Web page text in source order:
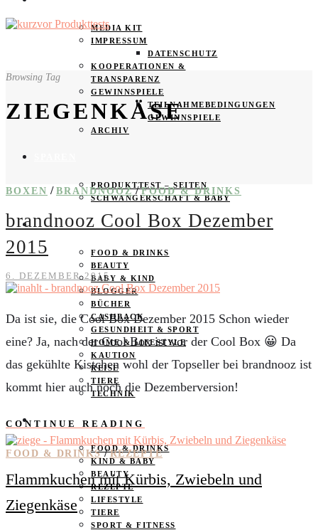
MEDIA KIT
IMPRESSUM
DATENSCHUTZ
KOOPERATIONEN &
TRANSPARENZ
GEWINNSPIELE
TEILNAHMEBEDINGUNGEN
GEWINNSPIELE
ARCHIV
PRODUKTTEST – SEITEN
SCHWANGERSCHAFT & BABY
PRODUKTTESTER GESUCHT
FOOD & DRINKS
BEAUTY
BABY & KIND
BLOGGER
BÜCHER
CASHBACK
GESUNDHEIT & SPORT
HOME & LIFESTYLE
KAUTION
REISE
TIERE
TECHNIK
KATEGORIEN
FOOD & DRINKS
KIND & BABY
BEAUTY
REZEPTE
LIFESTYLE
TIERE
SPORT & FITNESS
Browsing Tag
ZIEGENKÄSE
BOXEN / BRANDNOOZ / FOOD & DRINKS
brandnooz Cool Box Dezember
2015
6. DEZEMBER 2015
Da ist sie, die Cool Box Dezember 2015 Schon wieder
eine? Ja, nach der Cool Box ist vor der Cool Box 😀 Da
das gekühlte Kistchen wohl der Topseller bei brandnooz ist
kommt hier auch noch die Dezemberversion!
CONTINUE READING
FOOD & DRINKS / REZEPTE
Flammkuchen mit Kürbis, Zwiebeln und
Ziegenkäse